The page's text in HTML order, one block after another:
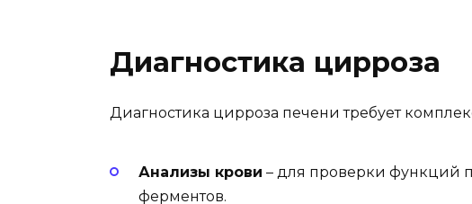
Диагностика цирроза
Диагностика цирроза печени требует
Анализы крови – для проверки функций
ферментов.